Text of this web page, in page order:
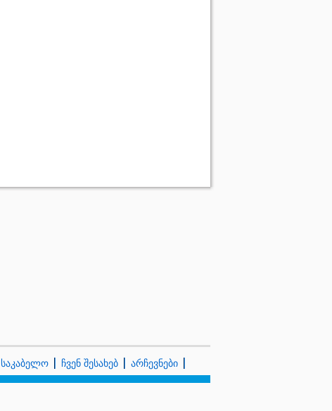
საკაბელო ჩვენ შესახებ არჩევნები